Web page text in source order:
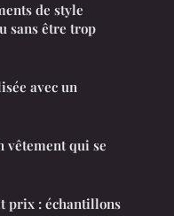
de style
sans être trop
avec un
vêtement qui se
prix : échantillons